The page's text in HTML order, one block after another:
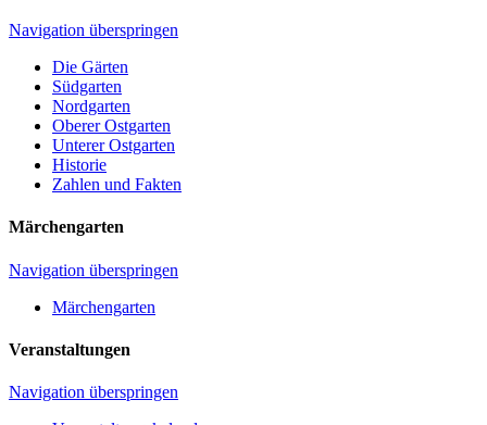
Navigation überspringen
Die Gärten
Südgarten
Nordgarten
Oberer Ostgarten
Unterer Ostgarten
Historie
Zahlen und Fakten
Märchengarten
Navigation überspringen
Märchengarten
Veranstaltungen
Navigation überspringen